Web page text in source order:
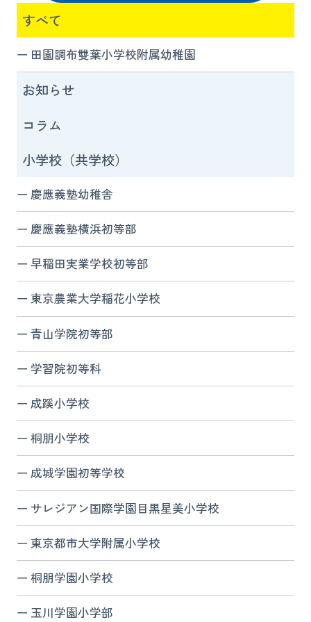
すべて
田園調布雙葉小学校附属幼稚園
お知らせ
コラム
小学校（共学校）
慶應義塾幼稚舎
慶應義塾横浜初等部
早稲田実業学校初等部
東京農業大学稲花小学校
青山学院初等部
学習院初等科
成蹊小学校
桐朋小学校
成城学園初等学校
サレジアン国際学園目黒星美小学校
東京都市大学附属小学校
桐朋学園小学校
玉川学園小学部